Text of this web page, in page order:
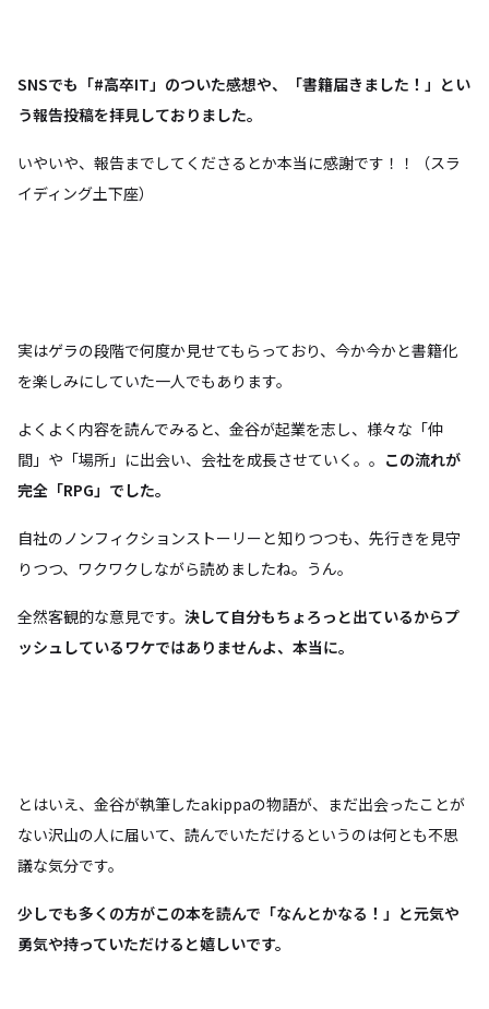
SNSでも 「#高卒IT」のついた感想や、
「書籍届きました！」とい
う報告投稿を拝見しておりました。
いやいや、報告までしてくださるとか本当に感謝です！！（スラ
イディング土下座）
実はゲラの段階で何度か見せてもらっており、今か今かと書籍化
を楽しみにしていた一人でもあります。
よくよく内容を読んでみると、金谷が起業を志し、様々な「仲
間」や「場所」に出会い、会社を成長させていく。。 この流れが
完全「RPG」でした。
自社のノンフィクションストーリーと知りつつも、先行きを見守
りつつ、ワクワクしながら読めましたね。うん。
全然客観的な意見です。 決して自分もちょろっと出ているからプ
ッシュしているワケではありませんよ、本当に。
とはいえ、金谷が執筆したakippaの物語が、まだ出会ったことが
ない沢山の人に届いて、読んでいただけるというのは何とも不思
議な気分です。
少しでも多くの方がこの本を読んで「なんとかなる！」と元気や
勇気や持っていただけると嬉しいです。